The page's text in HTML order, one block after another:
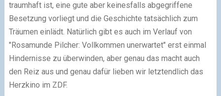
traumhaft ist, eine gute aber keinesfalls abgegriffene
Besetzung vorliegt und die Geschichte tatsächlich zum
Träumen einlädt. Natürlich gibt es auch im Verlauf von
"Rosamunde Pilcher: Vollkommen unerwartet" erst einmal
Hindernisse zu überwinden, aber genau das macht auch
den Reiz aus und genau dafür lieben wir letztendlich das
Herzkino im ZDF.